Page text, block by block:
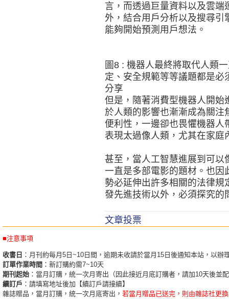
言，而透過巨量資料以及雲
外，結合用戶分析以及搜尋
能夠開始預測用戶想法。
圖8 : 機器人最終將取代人類
定、安全規範等等議題都是必
分享
但是，隨著消費型機器人開始
於人類的影響也漸漸成為關注
便利性，一邊卻也畏懼機器人
表現太過像人類，尤其在家庭
甚至，當人工智慧進展到可
一直是多部電影的題材。也因
勢必延伸出許多相關的法律規
發先進技術以外，必須探究的
文章投票
■注意事項
收書日 ：月刊約每月5日~10日間，逾期未收請於當月15日後通知本站，以辦
訂單作業時間 ：新訂購約需7~10天
期刊起始 ：當月訂購，統一次月寄出（因此接近月底訂購者，請加10天後並
續訂戶 ：請填寫地址後加【續訂戶請接續】
雜誌贈品，當月訂購，統一次月底寄出， 若當月贈品已送完，則由雜誌社更